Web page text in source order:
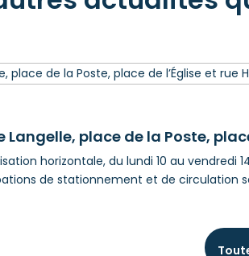
place de la Poste,
horizontale, du lundi 10 au vendredi
de stationnement et de circulation